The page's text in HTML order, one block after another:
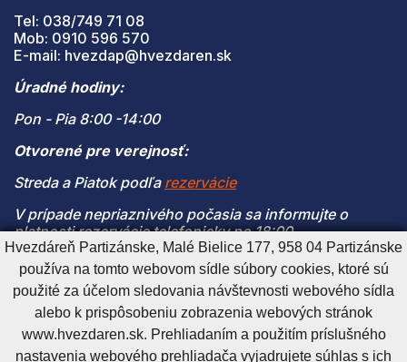
Tel: 038/749 71 08
Mob: 0910 596 570
E-mail: hvezdap@hvezdaren.sk
Úradné hodiny:
Pon - Pia 8:00 -14:00
Otvorené pre verejnosť:
Streda a Piatok podľa rezervácie
V prípade nepriaznivého počasia sa informujte o
platnosti rezervácie telefonicky po 18:00
(V prípade naplnenia kapacity je vstup na pozorovanie
možný len s platnou rezerváciou)
Cookies nastavenieCookies - viac informáciíVyhlásenie o prístupnosti
Technický prevádzkovateľ
Správca obsahu
Hvezdáreň Partizánske, Malé Bielice 177, 958 04 Partizánske
používa na tomto webovom sídle súbory cookies, ktoré sú
použité za účelom sledovania návštevnosti webového sídla
alebo k prispôsobeniu zobrazenia webových stránok
www.hvezdaren.sk. Prehliadaním a použitím príslušného
nastavenia webového prehliadača vyjadrujete súhlas s ich